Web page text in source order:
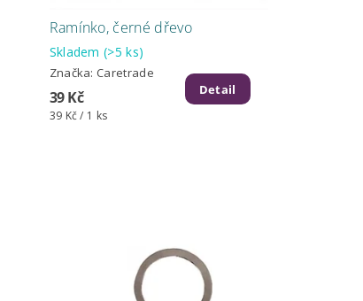
Ramínko, černé dřevo
Skladem(>5 ks)
Značka: Caretrade
39 Kč
39 Kč / 1 ks
Detail